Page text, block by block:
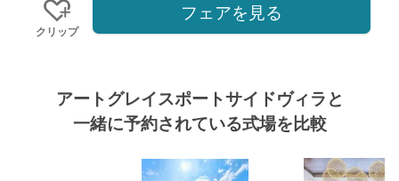
クリップ
フェアを見る
アートグレイスポートサイドヴィラと
一緒に予約されている式場を比較